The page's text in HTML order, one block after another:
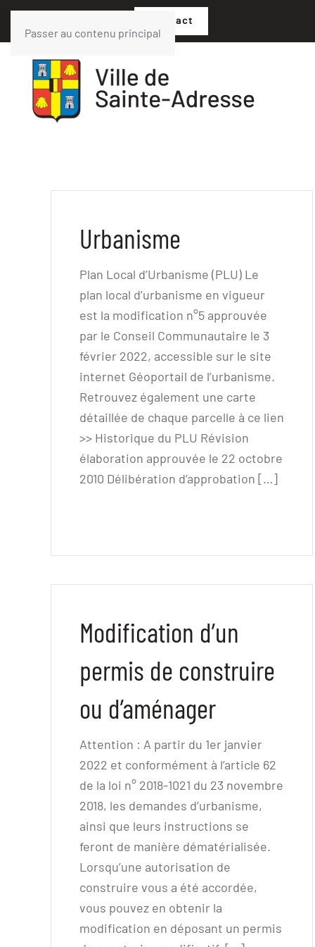
Passer au contenu principal
Contact
Urbanisme
Plan Local d’Urbanisme (PLU) Le
plan local d’urbanisme en vigueur
est la modification n°5 approuvée
par le Conseil Communautaire le 3
février 2022, accessible sur le site
internet Géoportail de l’urbanisme.
Retrouvez également une carte
détaillée de chaque parcelle à ce lien
>> Historique du PLU Révision
élaboration approuvée le 22 octobre
2010 Délibération d’approbation […]
Modification d’un
permis de construire
ou d’aménager
Attention : A partir du 1er janvier
2022 et conformément à l’article 62
de la loi n° 2018-1021 du 23 novembre
2018, les demandes d’urbanisme,
ainsi que leurs instructions se
feront de manière dématérialisée.
Lorsqu’une autorisation de
construire vous a été accordée,
vous pouvez en obtenir la
modification en déposant un permis